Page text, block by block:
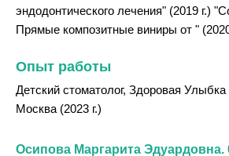
эндодонтического лечения" (2019 г.)
Прямые композитные виниры от " (2020
Опыт работы
Детский стоматолог, Здоровая
Москва (2023 г.)
Осипова Маргарита Эдуардовна.